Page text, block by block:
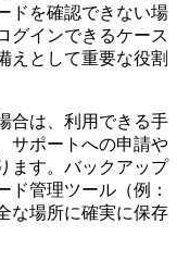
ドを確認できない場
グインできるケース
えとして重要な役割
合は、利用できる手
サポートへの申請や
ます。バックアップ
ド管理ツール（例：
な場所に確実に保存